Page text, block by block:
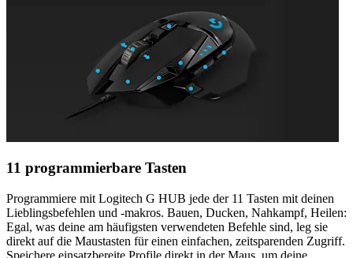
11 programmierbare Tasten
Programmiere mit Logitech G HUB jede der 11 Tasten mit deinen
Lieblingsbefehlen und -makros. Bauen, Ducken, Nahkampf, Heilen:
Egal, was deine am häufigsten verwendeten Befehle sind, leg sie
direkt auf die Maustasten für einen einfachen, zeitsparenden Zugriff.